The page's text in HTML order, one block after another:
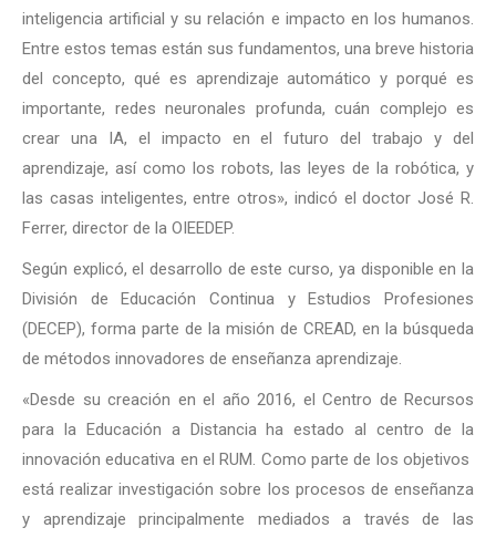
inteligencia artificial y su relación e impacto en los humanos.
Entre estos temas están sus fundamentos, una breve historia
del concepto, qué es aprendizaje automático y porqué es
importante, redes neuronales profunda, cuán complejo es
crear una IA, el impacto en el futuro del trabajo y del
aprendizaje, así como los robots, las leyes de la robótica, y
las casas inteligentes, entre otros», indicó el doctor José R.
Ferrer, director de la OIEEDEP.
Según explicó, el desarrollo de este curso, ya disponible en la
División de Educación Continua y Estudios Profesiones
(DECEP), forma parte de la misión de CREAD, en la búsqueda
de métodos innovadores de enseñanza aprendizaje.
«Desde su creación en el año 2016, el Centro de Recursos
para la Educación a Distancia ha estado al centro de la
innovación educativa en el RUM. Como parte de los objetivos
está realizar investigación sobre los procesos de enseñanza
y aprendizaje principalmente mediados a través de las